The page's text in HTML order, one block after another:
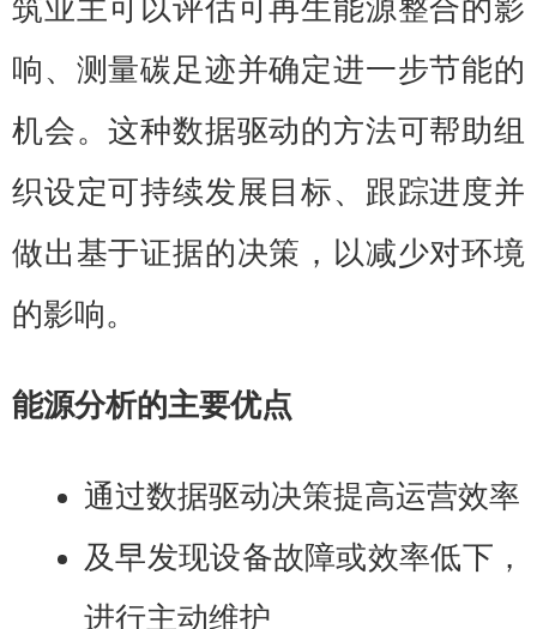
筑业主可以评估可再生能源整合的影
响、测量碳足迹并确定进一步节能的
机会。这种数据驱动的方法可帮助组
织设定可持续发展目标、跟踪进度并
做出基于证据的决策，以减少对环境
的影响。
能源分析的主要优点
通过数据驱动决策提高运营效率
及早发现设备故障或效率低下，
进行主动维护